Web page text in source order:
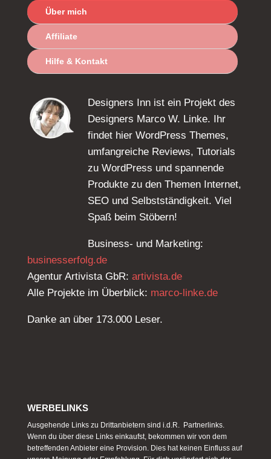
Über mich
Affiliate
Hilfe & Kontakt
Designers Inn ist ein Projekt des
Designers Marco W. Linke. Ihr
findet hier WordPress Themes,
umfangreiche Reviews, Tutorials
zu WordPress und spannende
Produkte zu den Themen Internet,
SEO und Selbstständigkeit. Viel
Spaß beim Stöbern!
Business- und Marketing:
businesserfolg.de
Agentur Artivista GbR: artivista.de
Alle Projekte im Überblick: marco-linke.de
Danke an über 173.000 Leser.
WERBELINKS
Ausgehende Links zu Drittanbietern sind i.d.R. Partnerlinks.
Wenn du über diese Links einkaufst, bekommen wir von dem
betreffenden Anbieter eine Provision. Dies hat keinen Einfluss auf